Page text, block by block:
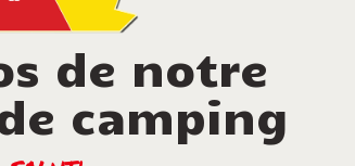
de notre
camping